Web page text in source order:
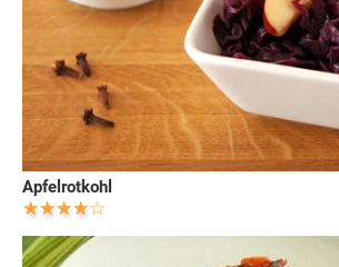
Apfelrotkohl